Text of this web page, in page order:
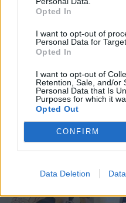
Opted In
I want to opt-out of
Personal Data for
Opted In
I want to opt-out of
Retention, Sale, and/or
Personal Data that Is
Purposes for which it
Opted Out
CONFIRM
Data Deletion